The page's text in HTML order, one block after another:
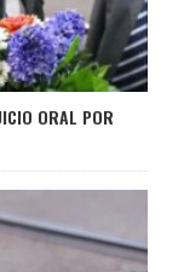
ORAL POR